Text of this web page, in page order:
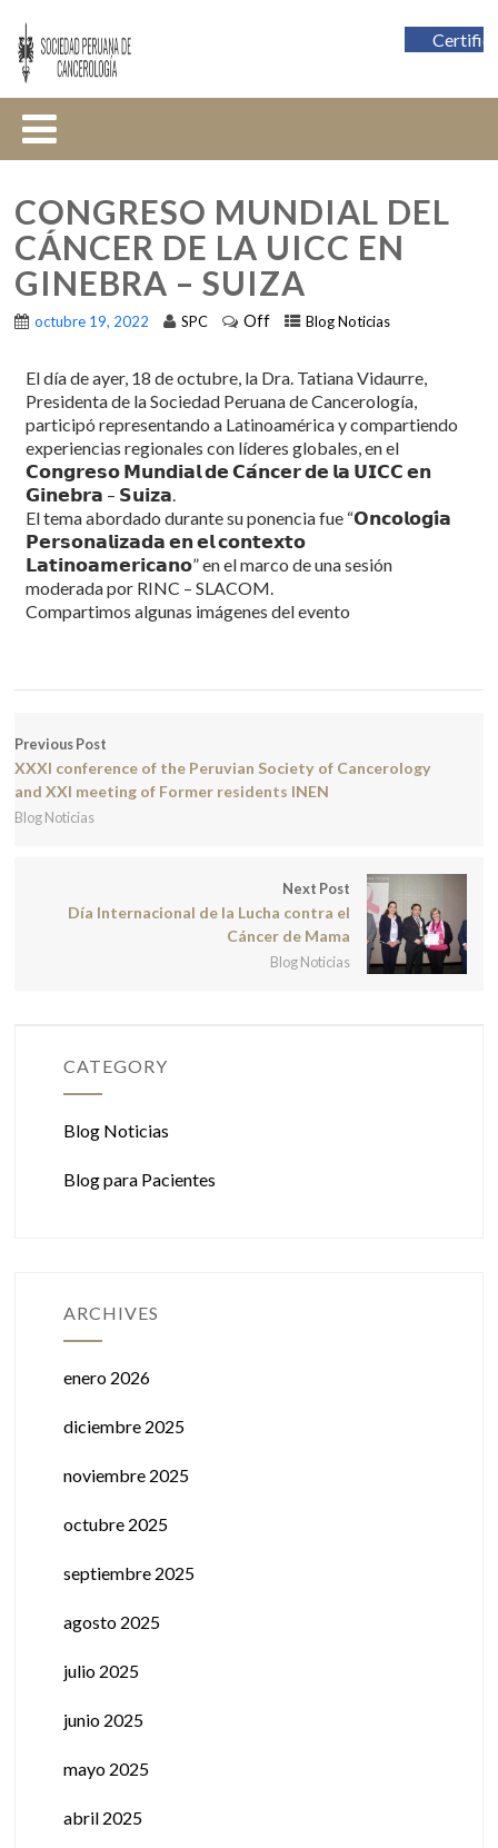
CONGRESO MUNDIAL DEL
CÁNCER DE LA UICC EN
GINEBRA – SUIZA
octubre 19, 2022 SPC Off Blog Noticias
El día de ayer, 18 de octubre, la Dra. Tatiana Vidaurre,
Presidenta de la Sociedad Peruana de Cancerología,
participó representando a Latinoamérica y compartiendo
experiencias regionales con líderes globales, en el
𝗖𝗼𝗻𝗴𝗿𝗲𝘀𝗼 𝗠𝘂𝗻𝗱𝗶𝗮𝗹 𝗱𝗲 𝗖𝗮́𝗻𝗰𝗲𝗿 𝗱𝗲 𝗹𝗮 𝗨𝗜𝗖𝗖 𝗲𝗻
𝗚𝗶𝗻𝗲𝗯𝗿𝗮 – 𝗦𝘂𝗶𝘇𝗮.
El tema abordado durante su ponencia fue “𝗢𝗻𝗰𝗼𝗹𝗼𝗴𝗶́𝗮
𝗣𝗲𝗿𝘀𝗼𝗻𝗮𝗹𝗶𝘇𝗮𝗱𝗮 𝗲𝗻 𝗲𝗹 𝗰𝗼𝗻𝘁𝗲𝘅𝘁𝗼
𝗟𝗮𝘁𝗶𝗻𝗼𝗮𝗺𝗲𝗿𝗶𝗰𝗮𝗻𝗼” en el marco de una sesión
moderada por RINC – SLACOM.
Compartimos algunas imágenes del evento
Previous Post
XXXI conference of the Peruvian Society of Cancerology
and XXI meeting of Former residents INEN
Blog Noticias
Next Post
Día Internacional de la Lucha contra el
Cáncer de Mama
Blog Noticias
CATEGORY
Blog Noticias
Blog para Pacientes
ARCHIVES
enero 2026
diciembre 2025
noviembre 2025
octubre 2025
septiembre 2025
agosto 2025
julio 2025
junio 2025
mayo 2025
abril 2025